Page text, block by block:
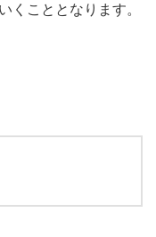
くこととなります。